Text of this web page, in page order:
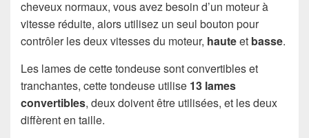
cheveux normaux, vous avez besoin d’un moteur à
vitesse réduite, alors utilisez un seul bouton pour
contrôler les deux vitesses du moteur, hauteet basse.
Les lames de cette tondeuse sont convertibles et
tranchantes, cette tondeuse utilise 13 lames
convertibles, deux doivent être utilisées, et les deux
diffèrent en taille.